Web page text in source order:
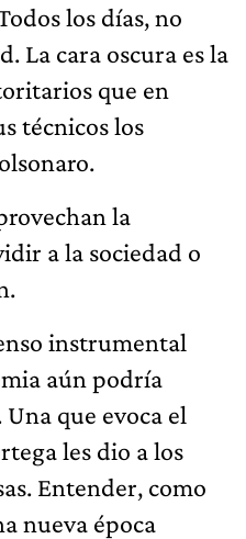
los días, no
La cara oscura es la
que en
técnicos los
la
a la sociedad o
instrumental
aún podría
que evoca el
les dio a los
Entender, como
nueva época